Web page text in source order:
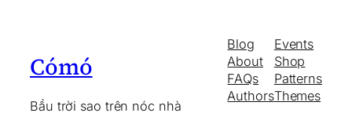
Cómó
Bầu trời sao trên nóc nhà
Blog
About
FAQs
Authors
Events
Shop
Patterns
Themes